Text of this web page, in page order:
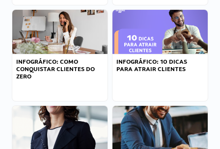
INFOGRÁFICO: COMO
CONQUISTAR CLIENTES DO
ZERO
INFOGRÁFICO: 10 DICAS
PARA ATRAIR CLIENTES